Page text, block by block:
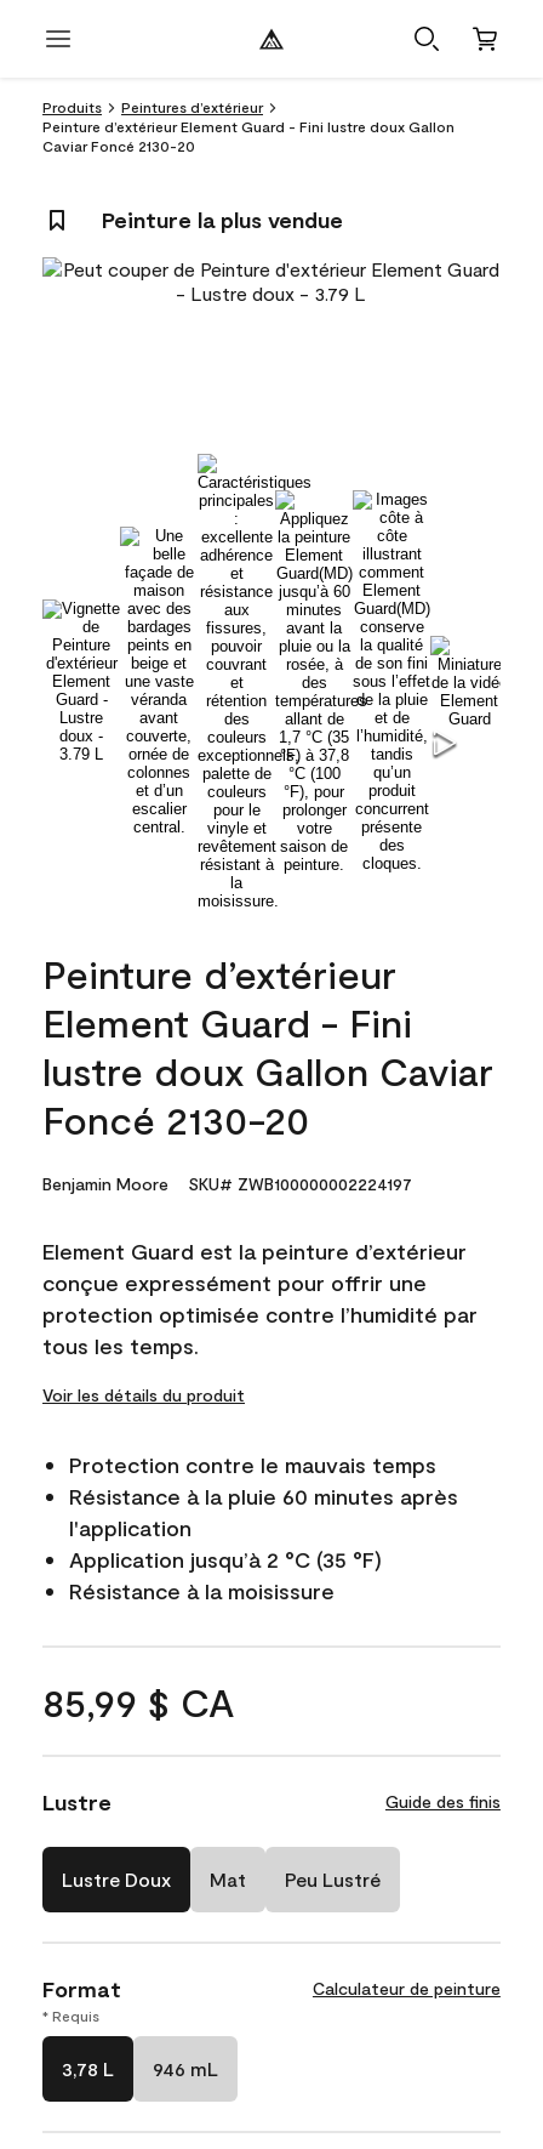
Produits
Peintures d’extérieur
Peinture d’extérieur Element Guard - Fini lustre doux Gallon
Caviar Foncé 2130-20
Peinture la plus vendue
Peinture d’extérieur
Element Guard - Fini
lustre doux Gallon Caviar
Foncé 2130-20
Benjamin Moore SKU# ZWB100000002224197
Element Guard est la peinture d’extérieur
conçue expressément pour offrir une
protection optimisée contre l’humidité par
tous les temps.
Voir les détails du produit
Protection contre le mauvais temps
Résistance à la pluie 60 minutes après
l'application
Application jusqu’à 2 °C (35 °F)
Résistance à la moisissure
85,99 $ CA
Lustre Guide des finis
Lustre Doux Mat Peu Lustré
Format Calculateur de peinture
* Requis
3,78 L 946 mL